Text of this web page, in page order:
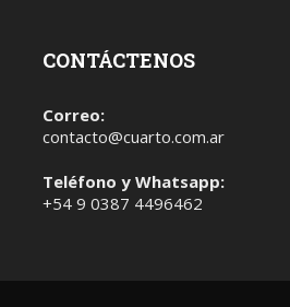
CONTÁCTENOS
Correo:
contacto@cuarto.com.ar
Teléfono y Whatsapp:
+54 9 0387 4496462